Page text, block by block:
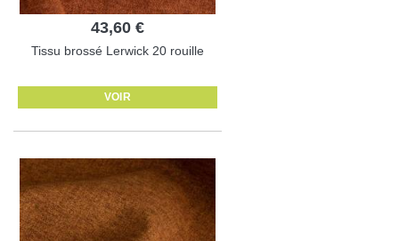
43,60 €
Tissu brossé Lerwick 20 rouille
VOIR